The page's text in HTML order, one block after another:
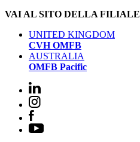
VAI AL SITO DELLA FILIALE
UNITED KINGDOM
CVH OMFB
AUSTRALIA
OMFB Pacific